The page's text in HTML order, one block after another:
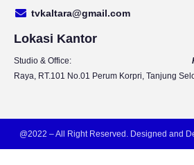
a
m
k
tvkaltara@gmail.com
Lokasi Kantor
Studio & Office:
Raya, RT.101 No.01 Perum Korpri, Tanjung
@2022 – All Right Reserved. Designed and